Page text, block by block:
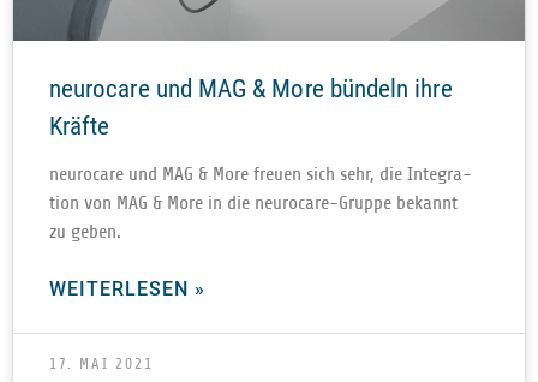
neurocare und MAG & More bündeln ihre
Kräfte
neu­ro­care und MAG & More freuen sich sehr, die Inte­gra­
tion von MAG & More in die neu­ro­care-Gruppe bekannt
zu geben.
WEITERLESEN »
17. MAI 2021